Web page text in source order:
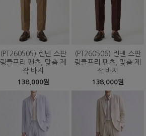
(PT260505) 린넨 스판
링클프리 팬츠, 맞춤 제
작 바지
138,000원
(PT260506) 린넨 스판
링클프리 팬츠, 맞춤 제
작 바지
138,000원